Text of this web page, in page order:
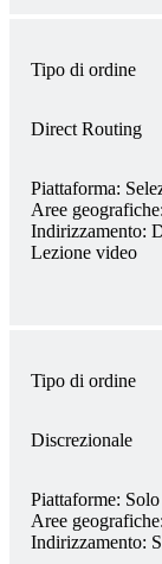
Tipo di ordine
Direct Routing
Piattaforma:
Aree geografiche:
Indirizzamento:
Lezione video
Tipo di ordine
Discrezionale
Piattaforme:
Aree geografiche:
Indirizzamento: